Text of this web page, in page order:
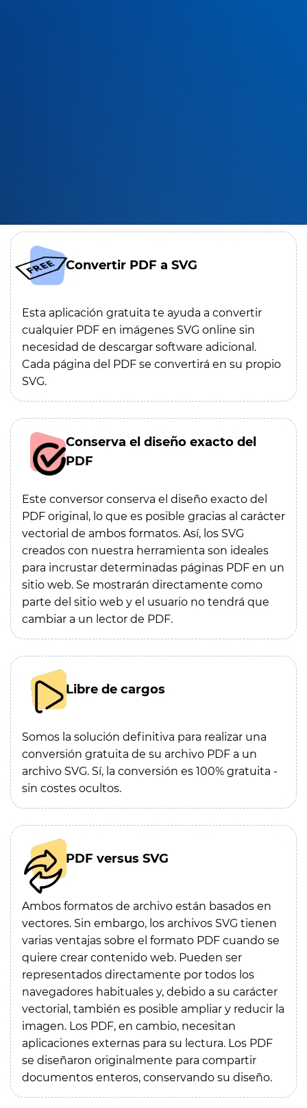
Convertir PDF a SVG
Esta aplicación gratuita te ayuda a convertir
cualquier PDF en imágenes SVG online sin
necesidad de descargar software adicional.
Cada página del PDF se convertirá en su propio
SVG.
Conserva el diseño exacto del
PDF
Este conversor conserva el diseño exacto del
PDF original, lo que es posible gracias al carácter
vectorial de ambos formatos. Así, los SVG
creados con nuestra herramienta son ideales
para incrustar determinadas páginas PDF en un
sitio web. Se mostrarán directamente como
parte del sitio web y el usuario no tendrá que
cambiar a un lector de PDF.
Libre de cargos
Somos la solución definitiva para realizar una
conversión gratuita de su archivo PDF a un
archivo SVG. Sí, la conversión es 100% gratuita -
sin costes ocultos.
PDF versus SVG
Ambos formatos de archivo están basados en
vectores. Sin embargo, los archivos SVG tienen
varias ventajas sobre el formato PDF cuando se
quiere crear contenido web. Pueden ser
representados directamente por todos los
navegadores habituales y, debido a su carácter
vectorial, también es posible ampliar y reducir la
imagen. Los PDF, en cambio, necesitan
aplicaciones externas para su lectura. Los PDF
se diseñaron originalmente para compartir
documentos enteros, conservando su diseño.